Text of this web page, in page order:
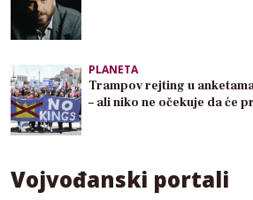
PLANETA
Trampov rejting u
– ali niko ne očekuje da će
Vojvođanski portali